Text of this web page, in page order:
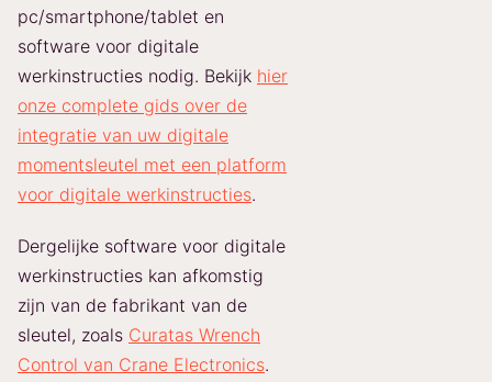
pc/smartphone/tablet en
software voor digitale
werkinstructies nodig. Bekijk hier
onze complete gids over de
integratie van uw digitale
momentsleutel met een platform
voor digitale werkinstructies.
Dergelijke software voor digitale
werkinstructies kan afkomstig
zijn van de fabrikant van de
sleutel, zoals Curatas Wrench
Control van Crane Electronics.